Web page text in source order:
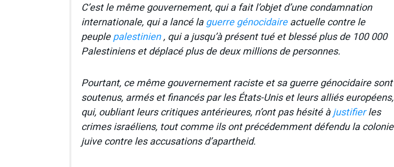
C’est le même gouvernement, qui a fait l’objet d’une condamnation
internationale, qui a lancé laguerre génocidaireactuelle contre le
peuplepalestinien, qui a jusqu’à présent tué et blessé plus de 100 000
Palestiniens et déplacé plus de deux millions de personnes.
Pourtant, ce même gouvernement raciste et sa guerre génocidaire sont
soutenus, armés et financés par les États-Unis et leurs alliés européens,
qui, oubliant leurs critiques antérieures, n’ont pas hésité àjustifierles
crimes israéliens, tout comme ils ont précédemment défendu la colonie
juive contre les accusations d’apartheid.